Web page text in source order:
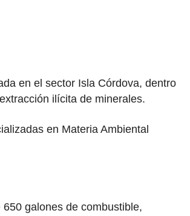
en el sector Isla Córdova, dentro
ilícita de minerales.
en Materia Ambiental
galones de combustible,